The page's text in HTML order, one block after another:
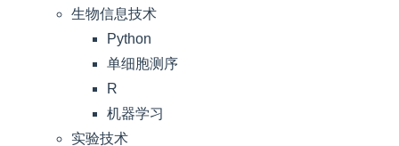
生物信息技术
Python
单细胞测序
R
机器学习
实验技术